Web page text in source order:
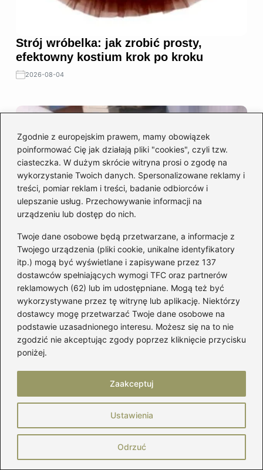
Zgodnie z europejskim prawem, mamy obowiązek
poinformować Cię jak działają pliki "cookies", czyli tzw.
ciasteczka. W dużym skrócie witryna prosi o zgodę na
wykorzystanie Twoich danych. Spersonalizowane reklamy i
treści, pomiar reklam i treści, badanie odbiorców i
ulepszanie usług. Przechowywanie informacji na
urządzeniu lub dostęp do nich.
Twoje dane osobowe będą przetwarzane, a informacje z
Twojego urządzenia (pliki cookie, unikalne identyfikatory
itp.) mogą być wyświetlane i zapisywane przez 137
dostawców spełniających wymogi TFC oraz partnerów
reklamowych (62) lub im udostępniane. Mogą też być
wykorzystywane przez tę witrynę lub aplikację. Niektórzy
dostawcy mogę przetwarzać Twoje dane osobowe na
podstawie uzasadnionego interesu. Możesz się na to nie
zgodzić nie akceptując zgody poprzez kliknięcie przycisku
poniżej.
Ustawienia
Odrzuć
Zaakceptuj
Strój wróbelka: jak zrobić prosty,
efektowny kostium krok po kroku
2026-08-04
Uszyj kołdrę sensoryczną: prosty sposób
na spokojniejszy sen dziecka
2026-08-03
Dodatki
Jak uszyć pas do sukni
ślubnej — prosty, elegancki